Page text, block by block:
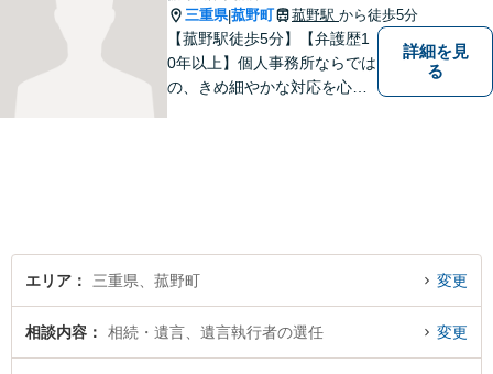
三重県|菰野町 菰野駅 から徒歩5分
【菰野駅徒歩5分】【弁護歴1
0年以上】個人事務所ならでは
の、きめ細やかな対応を心が
詳細を見
る
エリア 三重県、菰野町 変更
相談内容 相続・遺言、遺言執行者の選任 変更